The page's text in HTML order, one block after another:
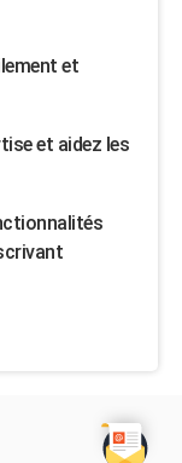
et
et aidez les